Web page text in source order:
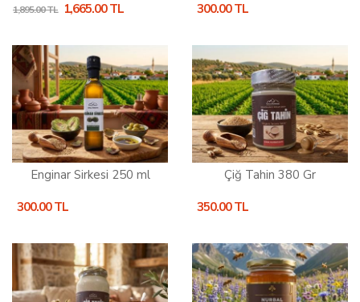
1,895.00 TL 1,665.00 TL
300.00 TL
Enginar Sirkesi 250 ml
300.00 TL
Çiğ Tahin 380 Gr
350.00 TL